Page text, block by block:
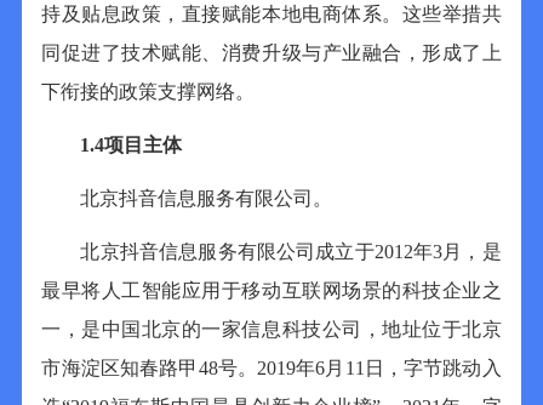
持及贴息政策，直接赋能本地电商体系。这些举措共
同促进了技术赋能、消费升级与产业融合，形成了上
下衔接的政策支撑网络。
1.4项目主体
北京抖音信息服务有限公司。
北京抖音信息服务有限公司成立于2012年3月，是
最早将人工智能应用于移动互联网场景的科技企业之
一，是中国北京的一家信息科技公司，地址位于北京
市海淀区知春路甲 48号。 2019年6月 11 日，字节跳动入